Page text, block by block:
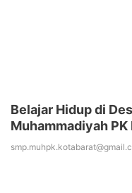
Belajar Hidup di
Muhammadiyah